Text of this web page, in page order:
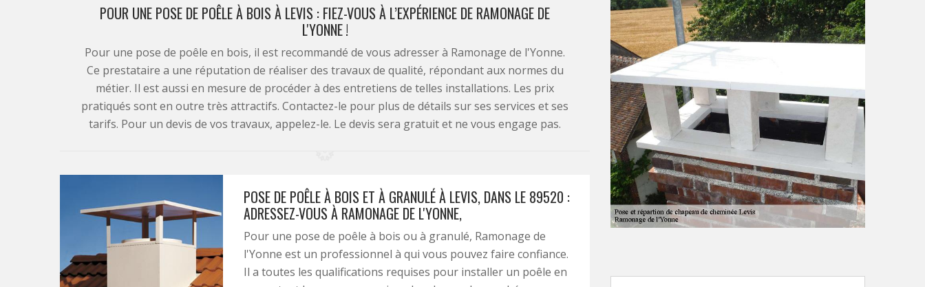
POUR UNE POSE DE POÊLE À BOIS À LEVIS : FIEZ-VOUS À L’EXPÉRIENCE DE RAMONAGE DE
L'YONNE !
Pour une pose de poêle en bois, il est recommandé de vous adresser à Ramonage de l'Yonne.
Ce prestataire a une réputation de réaliser des travaux de qualité, répondant aux normes du
métier. Il est aussi en mesure de procéder à des entretiens de telles installations. Les prix
pratiqués sont en outre très attractifs. Contactez-le pour plus de détails sur ses services et ses
tarifs. Pour un devis de vos travaux, appelez-le. Le devis sera gratuit et ne vous engage pas.
POSE DE POÊLE À BOIS ET À GRANULÉ À LEVIS, DANS LE 89520 :
ADRESSEZ-VOUS À RAMONAGE DE L'YONNE,
Pour une pose de poêle à bois ou à granulé, Ramonage de
l'Yonne est un professionnel à qui vous pouvez faire confiance.
Il a toutes les qualifications requises pour installer un poêle en